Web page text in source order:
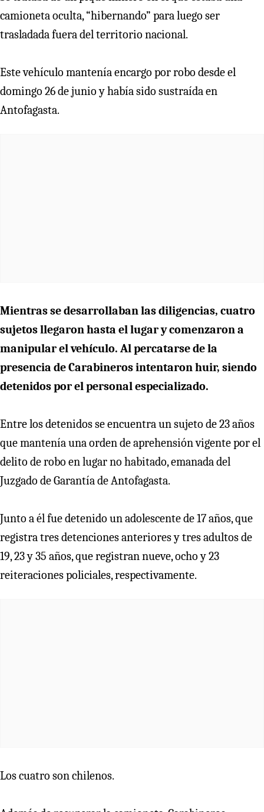
camioneta oculta, “hibernando” para luego ser
trasladada fuera del territorio nacional.
Este vehículo mantenía encargo por robo desde el
domingo 26 de junio y había sido sustraída en
Antofagasta.
Mientras se desarrollaban las diligencias, cuatro
sujetos llegaron hasta el lugar y comenzaron a
manipular el vehículo. Al percatarse de la
presencia de Carabineros intentaron huir, siendo
detenidos por el personal especializado.
Entre los detenidos se encuentra un sujeto de 23 años
que mantenía una orden de aprehensión vigente por el
delito de robo en lugar no habitado, emanada del
Juzgado de Garantía de Antofagasta.
Junto a él fue detenido un adolescente de 17 años, que
registra tres detenciones anteriores y tres adultos de
19, 23 y 35 años, que registran nueve, ocho y 23
reiteraciones policiales, respectivamente.
Los cuatro son chilenos.